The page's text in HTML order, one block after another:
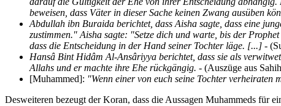
beweisen, dass Väter in dieser Sache keinen Zwang ausüben
Abdullah ibn Buraida berichtet, dass Aisha sagte, dass eine
zustimmen." Aisha sagte: "Setze dich und warte, bis der
dass die Entscheidung in der Hand seiner Tochter läge. [...] -
Hansâ Bint Hidâm Al-Ansâriyya berichtet, dass sie als
Allahs und er machte ihre Ehe rückgängig. - (Auszüge aus
[Muhammed]: "Wenn einer von euch seine Tochter verheiraten
Desweiteren bezeugt der Koran, dass die Aussagen Muhammeds für